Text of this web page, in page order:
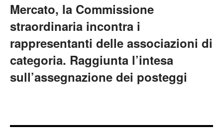
Mercato, la Commissione
straordinaria incontra i
rappresentanti delle associazioni di
categoria. Raggiunta l’intesa
sull’assegnazione dei posteggi